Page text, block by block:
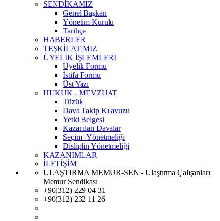
SENDİKAMIZ
Genel Başkan
Yönetim Kurulu
Tarihçe
HABERLER
TEŞKİLATIMIZ
ÜYELİK İŞLEMLERİ
Üyelik Formu
İstifa Formu
Üst Yazı
HUKUK - MEVZUAT
Tüzük
Dava Takip Kılavuzu
Yetki Belgesi
Kazanılan Davalar
Seçim -Yönetmeliği
Disliplin Yönetmeliği
KAZANIMLAR
İLETİŞİM
ULAŞTIRMA MEMUR-SEN - Ulaştırma Çalışanları
Memur Sendikası
+90(312) 229 04 31
+90(312) 232 11 26